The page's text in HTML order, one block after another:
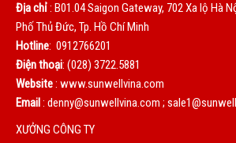
Địa chỉ: B01.04 Saigon Gateway, 702 Xa lộ Hà
Phố Thủ Đức, Tp. Hồ Chí Minh
Hotline: 0912766201
Điện thoại: (028) 3722.5881
Website: www.sunwellvina.com
Email: denny@sunwellvina.com ;
XƯỞNG CÔNG TY